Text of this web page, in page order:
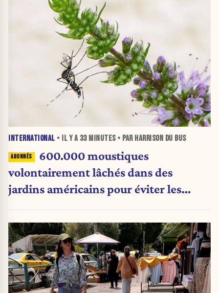
INTERNATIONAL • IL Y A 33 MINUTES• PAR HARRISON DU BUS
600.000 moustiques
volontairement lâchés dans des
jardins américains pour éviter les